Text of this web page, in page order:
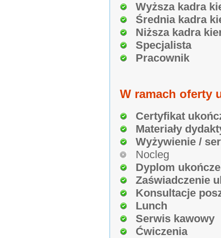
Wyższa kadra
Średnia kadra
Niższa kadra
Specjalista
Pracownik
W ramach oferty
Certyfikat
Materiały
Wyżywienie /
Nocleg
Dyplom
Zaświadczenie
Konsultacje
Lunch
Serwis kawowy
Ćwiczenia